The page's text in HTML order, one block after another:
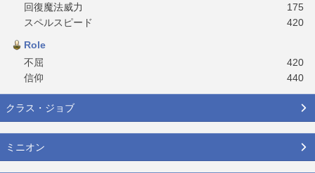
回復魔法威力
175
スペルスピード
420
Role
不屈
420
信仰
440
クラス・ジョブ
ミニオン